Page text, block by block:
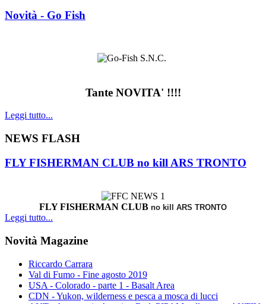
Novità - Go Fish
Tante NOVITA' !!!!
Leggi tutto...
NEWS FLASH
FLY FISHERMAN CLUB no kill ARS TRONTO
FLY FISHERMAN CLUB no kill ARS TRONTO
Leggi tutto...
Novità Magazine
Riccardo Carrara
Val di Fumo - Fine agosto 2019
USA - Colorado - parte 1 - Basalt Area
CDN - Yukon, wilderness e pesca a mosca di lucci